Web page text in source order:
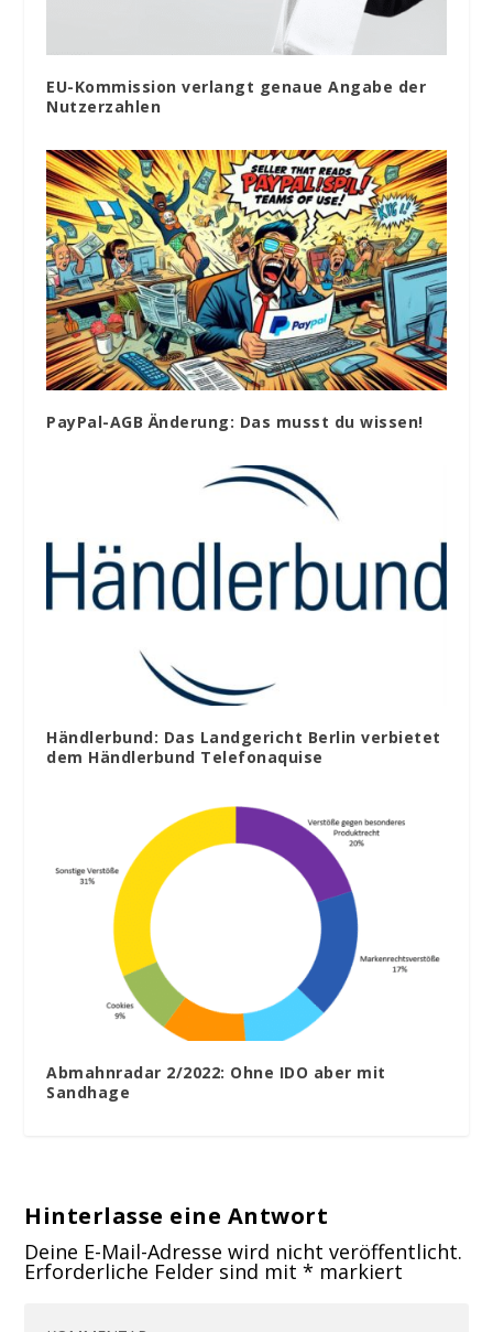
EU-Kommission verlangt genaue Angabe der
Nutzerzahlen
PayPal-AGB Änderung: Das musst du wissen!
Händlerbund: Das Landgericht Berlin verbietet
dem Händlerbund Telefonaquise
Abmahnradar 2/2022: Ohne IDO aber mit
Sandhage
Hinterlasse eine Antwort
Deine E-Mail-Adresse wird nicht veröffentlicht.
Erforderliche Felder sind mit* markiert